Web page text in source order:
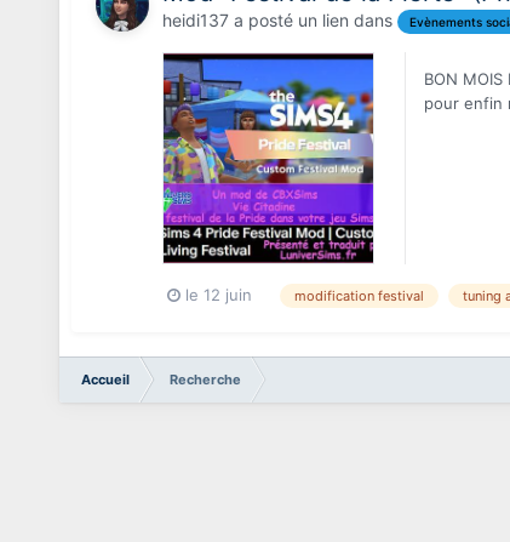
heidi137a posté un lien dans Evènements
BON
pour enfin
le 12 juin modification festival tuning
Accueil Recherche